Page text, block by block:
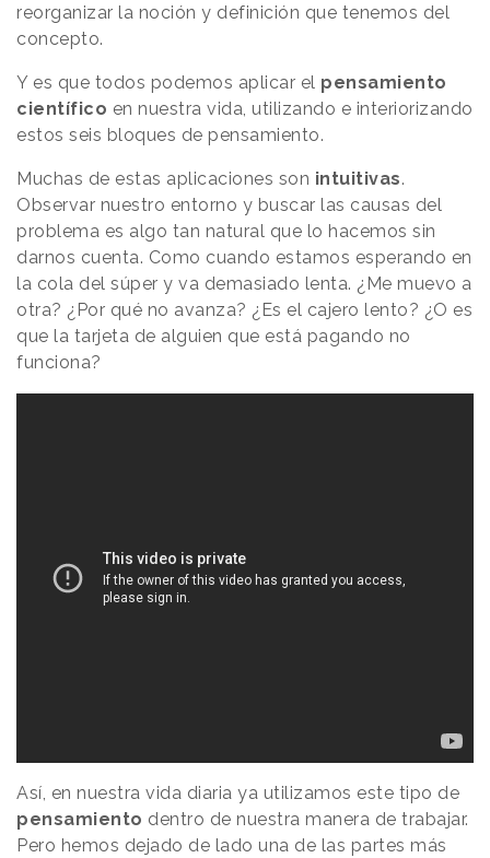
reorganizar la noción y definición que tenemos del
concepto.
Y es que todos podemos aplicar el pensamiento
científico en nuestra vida, utilizando e interiorizando
estos seis bloques de pensamiento.
Muchas de estas aplicaciones son intuitivas.
Observar nuestro entorno y buscar las causas del
problema es algo tan natural que lo hacemos sin
darnos cuenta. Como cuando estamos esperando en
la cola del súper y va demasiado lenta. ¿Me muevo a
otra? ¿Por qué no avanza? ¿Es el cajero lento? ¿O es
que la tarjeta de alguien que está pagando no
funciona?
Así, en nuestra vida diaria ya utilizamos este tipo de
pensamiento dentro de nuestra manera de trabajar.
Pero hemos dejado de lado una de las partes más